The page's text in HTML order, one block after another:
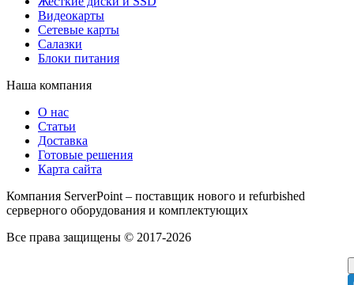
Видеокарты
Сетевые карты
Салазки
Блоки питания
Наша компания
О нас
Статьи
Доставка
Готовые решения
Карта сайта
Компания ServerPoint – поставщик нового и refurbished
серверного оборудования и комплектующих
Все права защищены © 2017-2026